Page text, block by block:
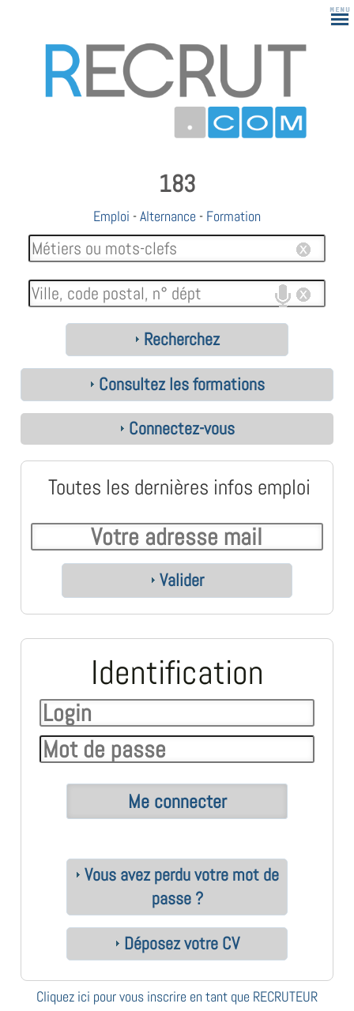
183
Emploi -Alternance - Formation
Recherchez
Consultez les formations
Connectez-vous
Toutes les dernières infos emploi
Valider
Identification
Vous avez perdu votre mot de
passe ?
Déposez votre CV
Cliquez ici pour vous inscrire en tant que RECRUTEUR